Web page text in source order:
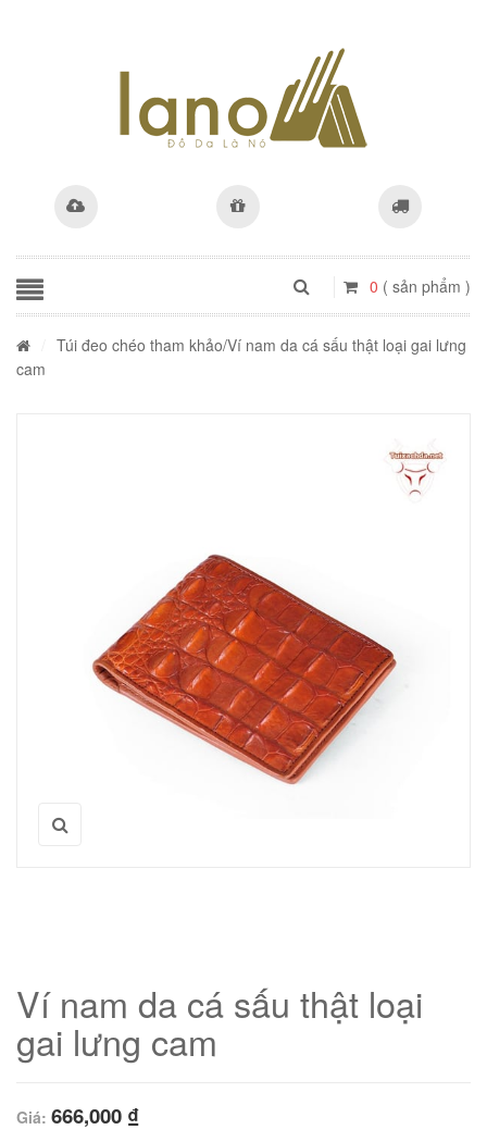
0 ( sản phẩm )
Túi đeo chéo tham khảo/Ví nam da cá sấu thật loại gai lưng
cam
Ví nam da cá sấu thật loại
gai lưng cam
Giá: 666,000 ₫